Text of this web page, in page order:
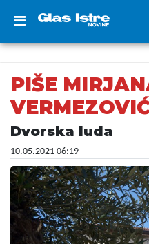
PIŠE
Dvorska luda
10.05.2021 06:19